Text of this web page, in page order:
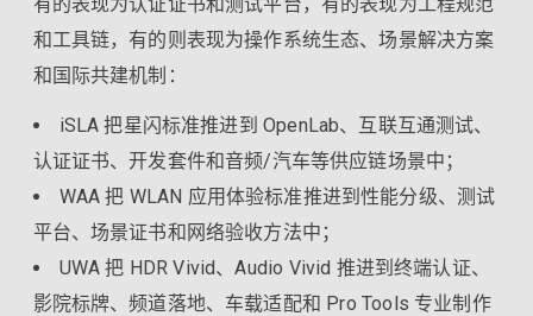
和工具链，有的则表现为操作系统生态、场景解决方案
和国际共建机制：
iSLA 把星闪标准推进到 OpenLab、互联互通测试、
认证证书、开发套件和音频/汽车等供应链场景中；
WAA 把 WLAN 应用体验标准推进到性能分级、测试
平台、场景证书和网络验收方法中；
UWA 把 HDR Vivid、Audio Vivid 推进到终端认证、
影院标牌、频道落地、车载适配和 Pro Tools 专业制作